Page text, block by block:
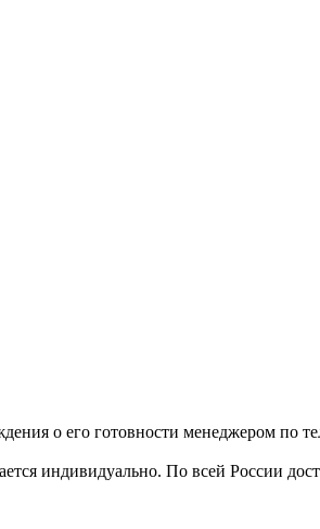
о его готовности менеджером по
индивидуально. По всей России